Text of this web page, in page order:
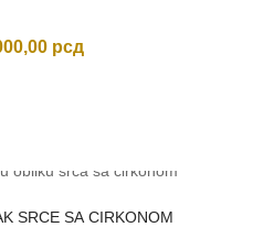
рсд
SRCE SA CIRKONOM